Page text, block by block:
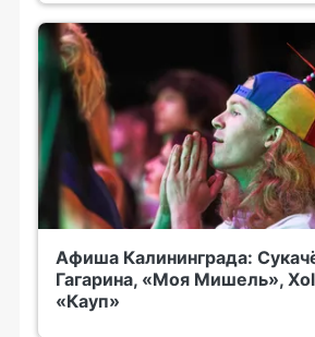
Афиша Калининграда:
Гагарина, «Моя Мишель»,
«Кауп»